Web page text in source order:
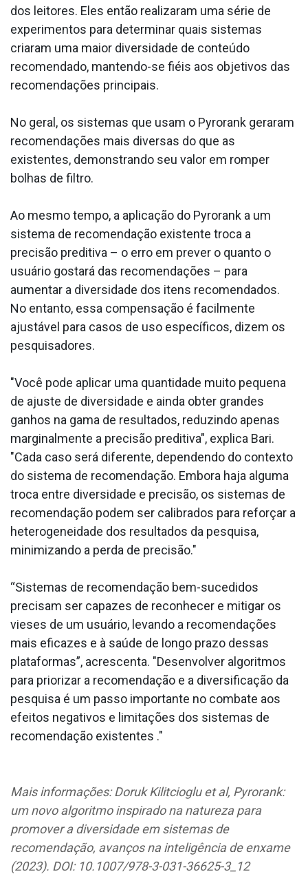
dos leitores. Eles então realizaram uma série de
experimentos para determinar quais sistemas
criaram uma maior diversidade de conteúdo
recomendado, mantendo-se fiéis aos objetivos das
recomendações principais.
No geral, os sistemas que usam o Pyrorank geraram
recomendações mais diversas do que as
existentes, demonstrando seu valor em romper
bolhas de filtro.
Ao mesmo tempo, a aplicação do Pyrorank a um
sistema de recomendação existente troca a
precisão preditiva – o erro em prever o quanto o
usuário gostará das recomendações – para
aumentar a diversidade dos itens recomendados.
No entanto, essa compensação é facilmente
ajustável para casos de uso específicos, dizem os
pesquisadores.
"Você pode aplicar uma quantidade muito pequena
de ajuste de diversidade e ainda obter grandes
ganhos na gama de resultados, reduzindo apenas
marginalmente a precisão preditiva", explica Bari.
"Cada caso será diferente, dependendo do contexto
do sistema de recomendação. Embora haja alguma
troca entre diversidade e precisão, os sistemas de
recomendação podem ser calibrados para reforçar a
heterogeneidade dos resultados da pesquisa,
minimizando a perda de precisão."
“Sistemas de recomendação bem-sucedidos
precisam ser capazes de reconhecer e mitigar os
vieses de um usuário, levando a recomendações
mais eficazes e à saúde de longo prazo dessas
plataformas”, acrescenta. "Desenvolver algoritmos
para priorizar a recomendação e a diversificação da
pesquisa é um passo importante no combate aos
efeitos negativos e limitações dos sistemas de
recomendação existentes ."
Mais informações: Doruk Kilitcioglu et al, Pyrorank:
um novo algoritmo inspirado na natureza para
promover a diversidade em sistemas de
recomendação, avanços na inteligência de enxame
(2023). DOI: 10.1007/978-3-031-36625-3_12